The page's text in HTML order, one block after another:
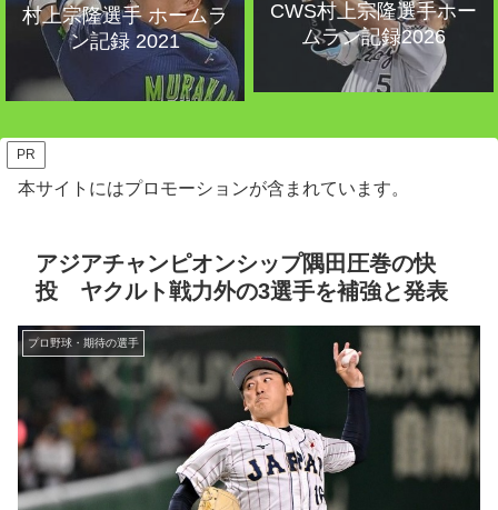
村上宗隆選手 ホームラ
ン記録 2021
CWS村上宗隆選手ホー
ムラン記録2026
PR
本サイトにはプロモーションが含まれています。
アジアチャンピオンシップ隅田圧巻の快
投 ヤクルト戦力外の3選手を補強と発表
プロ野球・期待の選手